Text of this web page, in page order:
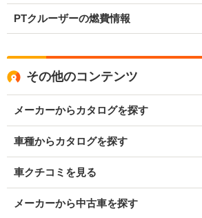
PTクルーザーの燃費情報
その他のコンテンツ
メーカーからカタログを探す
車種からカタログを探す
車クチコミを見る
メーカーから中古車を探す